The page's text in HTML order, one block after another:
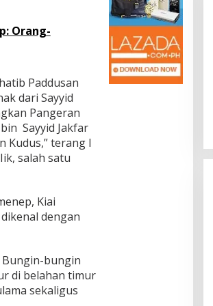
Orang-
Paddusan
dari Sayyid
Pangeran
Sayyid Jakfar
Kudus,” terang I
salah satu
Kiai
dengan
Bungin-bungin
di belahan timur
sekaligus
Nyai Talaga, Saudara Kandung
Bindara Saot
Di Headline, Hikayat, Kupas